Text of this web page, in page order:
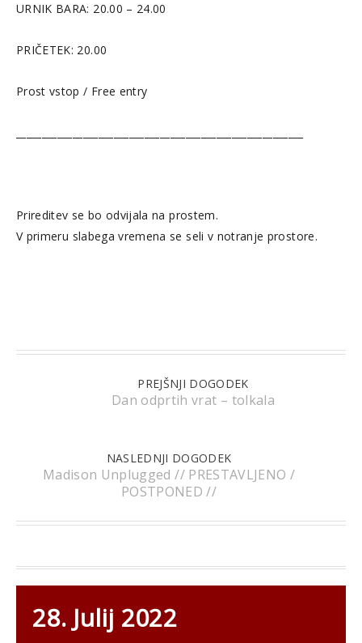
URNIK BARA: 20.00 – 24.00
PRIČETEK: 20.00
Prost vstop / Free entry
Prireditev se bo odvijala na prostem.
V primeru slabega vremena se seli v notranje prostore.
PREJŠNJI DOGODEK
Dan odprtih vrat – tolkala
NASLEDNJI DOGODEK
Madison Unplugged // PRESTAVLJENO /
POSTPONED //
28. Julij 2022